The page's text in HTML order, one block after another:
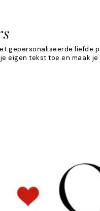
gepersonaliseerde liefde
eigen tekst toe en maak